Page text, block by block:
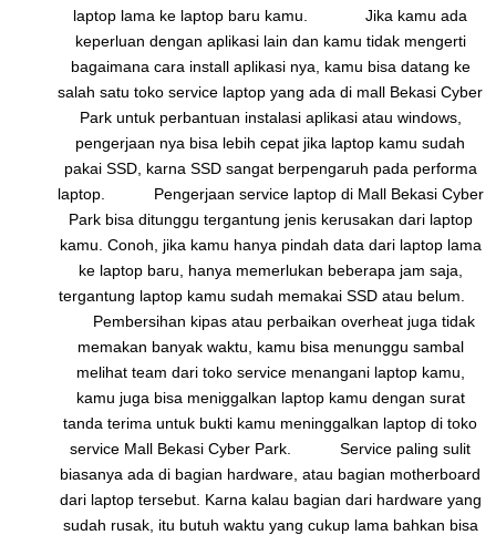
laptop lama ke laptop baru kamu. Jika kamu ada
keperluan dengan aplikasi lain dan kamu tidak mengerti
bagaimana cara install aplikasi nya, kamu bisa datang ke
salah satu toko service laptop yang ada di mall Bekasi Cyber
Park untuk perbantuan instalasi aplikasi atau windows,
pengerjaan nya bisa lebih cepat jika laptop kamu sudah
pakai SSD, karna SSD sangat berpengaruh pada performa
laptop. Pengerjaan service laptop di Mall Bekasi Cyber
Park bisa ditunggu tergantung jenis kerusakan dari laptop
kamu. Conoh, jika kamu hanya pindah data dari laptop lama
ke laptop baru, hanya memerlukan beberapa jam saja,
tergantung laptop kamu sudah memakai SSD atau belum.
Pembersihan kipas atau perbaikan overheat juga tidak
memakan banyak waktu, kamu bisa menunggu sambal
melihat team dari toko service menangani laptop kamu,
kamu juga bisa meniggalkan laptop kamu dengan surat
tanda terima untuk bukti kamu meninggalkan laptop di toko
service Mall Bekasi Cyber Park. Service paling sulit
biasanya ada di bagian hardware, atau bagian motherboard
dari laptop tersebut. Karna kalau bagian dari hardware yang
sudah rusak, itu butuh waktu yang cukup lama bahkan bisa